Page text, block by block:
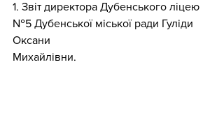
1. Звіт директора Дубенського ліцею
№5 Дубенської міської ради Гуліди
Оксани
Михайлівни.